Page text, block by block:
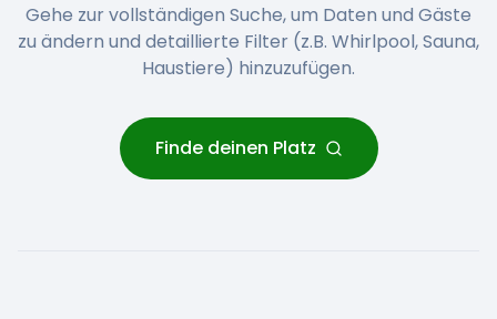
Gehe zur vollständigen Suche, um Daten und Gäste
zu ändern und detaillierte Filter (z.B. Whirlpool, Sauna,
Haustiere) hinzuzufügen.
Finde deinen Platz